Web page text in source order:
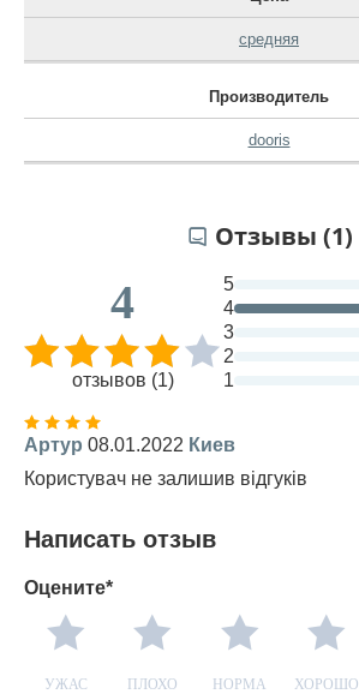
средняя
Производитель
dooris
Отзывы (1)
4
отзывов (1)
5
4
3
2
1
Артур 08.01.2022 Киев
Користувач не залишив відгуків
Написать отзыв
Оцените*
УЖАС ПЛОХО НОРМА ХОРОШО